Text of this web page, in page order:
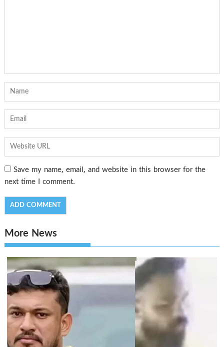
Save my name, email, and website in this browser for the
next time I comment.
More News